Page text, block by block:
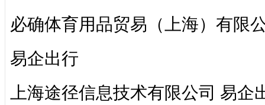
必确体育用品贸易（上海）有限
易企出行
上海途径信息技术有限公司 易企